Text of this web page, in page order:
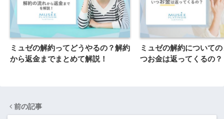
ミュゼの解約ってどうやるの？解約
から返金までまとめて解説！
ミュゼの解約について
つお金は返ってくるの？
前の記事